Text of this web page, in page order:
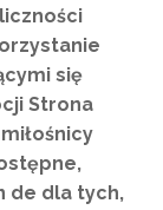
się
Strona
de dla tych,